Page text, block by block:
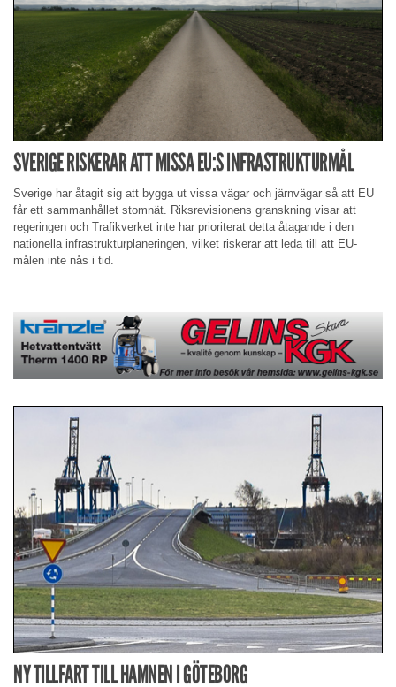
SVERIGE RISKERAR ATT MISSA EU:S INFRASTRUKTURMÅL
Sverige har åtagit sig att bygga ut vissa vägar och järnvägar så att EU
får ett sammanhållet stomnät. Riksrevisionens granskning visar att
regeringen och Trafikverket inte har prioriterat detta åtagande i den
nationella infra­struktur­planeringen, vilket riskerar att leda till att EU-
målen inte nås i tid.
NY TILLFART TILL HAMNEN I GÖTEBORG